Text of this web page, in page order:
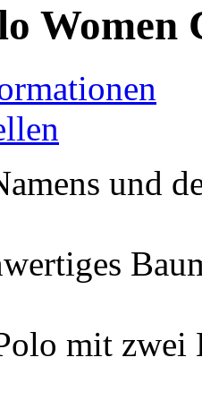
Women
und
mit zwei